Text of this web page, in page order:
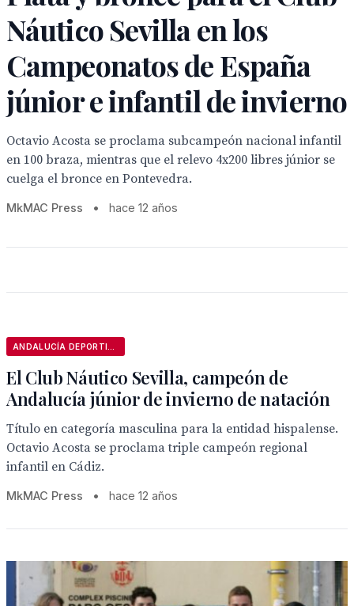
Náutico Sevilla en los
Campeonatos de España
júnior e infantil de invierno
Octavio Acosta se proclama subcampeón nacional infantil
en 100 braza, mientras que el relevo 4x200 libres júnior se
cuelga el bronce en Pontevedra.
MkMAC Press • hace 12 años
El Club Náutico Sevilla, campeón de
Andalucía júnior de invierno de natación
Título en categoría masculina para la entidad hispalense.
Octavio Acosta se proclama triple campeón regional
infantil en Cádiz.
MkMAC Press • hace 12 años